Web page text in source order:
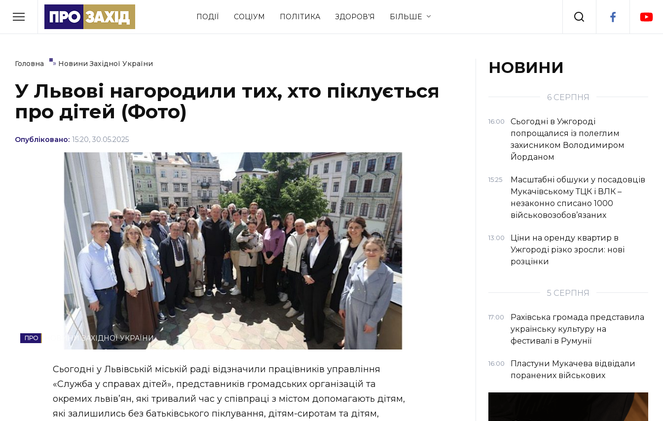
ПОДІЇ СОЦІУМ ПОЛІТИКА ЗДОРОВ’Я БІЛЬШЕ
РУБРИКИ
Економіка Здоров’я Події
Політика Соціум Спорт Стиль життя
Втрачений Ужгород
(відеоверсія)
ЗАКАРПАТСЬКІ НОВИНИ
НОВИНИ ЗАХІДНОЇ УКРАЇНИ
ВІДЕО
Головна » Новини Західної України
У Львові нагородили тих, хто піклується
про дітей (Фото)
Опубліковано: 15:20, 30.05.2025
НОВИНИ ЗАХІДНОЇ УКРАЇНИ
Сьогодні у Львівській міській раді відзначили працівників управління
«Служба у справах дітей», представників громадських організацій та
окремих львів’ян, які тривалий час у співпраці з містом допомагають дітям,
які залишились без батьківського піклування, дітям-сиротам та дітям,
НОВИНИ
6 СЕРПНЯ
16:00
Сьогодні в Ужгороді
попрощалися із полеглим
захисником Володимиром
Йорданом
15:25
Масштабні обшуки у посадовців
Мукачівському ТЦК і ВЛК –
незаконно списано 1000
військовозобов’язаних
13:00
Ціни на оренду квартир в
Ужгороді різко зросли: нові
розцінки
5 СЕРПНЯ
17:00
Рахівська громада представила
українську культуру на
фестивалі в Румунії
16:00
Пластуни Мукачева відвідали
поранених військових